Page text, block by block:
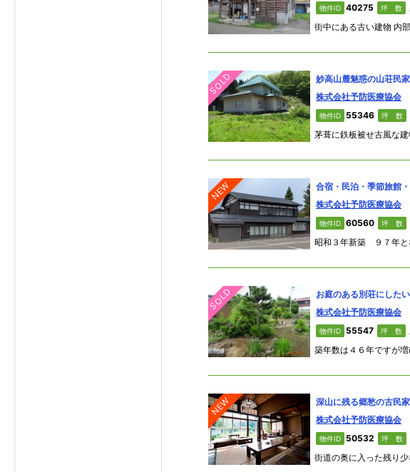
物件ID 40275 坪 数
SOLD
妙高山麓魅惑の山荘民
株式会社予防医療協会
物件ID 55346 坪 数
茅葺に鉄板被せ古風な
NEW
合宿・民泊・季節旅館
株式会社予防医療協会
物件ID 60560 坪 数
SOLD
お庭のある別荘にした
株式会社予防医療協会
物件ID 55547 坪 数
NEW
深山に残る郷愁の古民
株式会社予防医療協会
物件ID 50532 坪 数